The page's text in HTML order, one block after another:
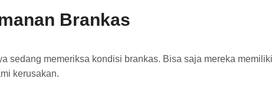
Brankas
sedang memeriksa kondisi brankas. Bisa saja mereka
kerusakan.